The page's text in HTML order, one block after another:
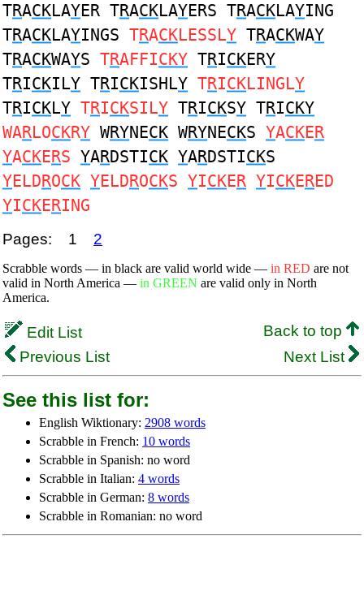
TRACKLAYER TRACKLAYERS TRACKLAYING
TRACKLAYINGS TRACKLESSLY TRACKWAY
TRACKWAYS TRAFFICKY TRICKERY
TRICKILY TRICKISHLY TRICKLINGLY
TRICKLY TRICKSILY TRICKSY TRICKY
WARLOCKRY WRYNECK WRYNECKS YACKER
YACKERS YARDSTICK YARDSTICKS
YELDROCK YELDROCKS YICKER YICKERED
YICKERING
Pages: 1 2
Scrabble words — in black are valid world wide — in RED are not
valid in North America — in GREEN are valid only in North
America.
Edit List
Back to top
Previous List
Next List
See this list for:
English Wiktionary: 2908 words
Scrabble in French: 10 words
Scrabble in Spanish: no word
Scrabble in Italian: 4 words
Scrabble in German: 8 words
Scrabble in Romanian: no word